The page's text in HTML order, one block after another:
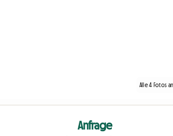
Alle 4 Fotos
Anfrage